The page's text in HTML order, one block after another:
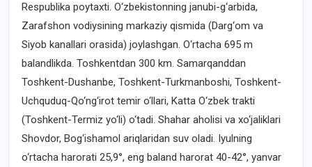
Respublika poytaxti. O‘zbekistonning janubi-g‘arbida,
Zarafshon vodiysining markaziy qismida (Darg‘om va
Siyob kanallari orasida) joylashgan. O‘rtacha 695 m
balandlikda. Toshkentdan 300 km. Samarqanddan
Toshkent-Dushanbe, Toshkent-Turkmanboshi, Toshkent-
Uchquduq-Qo‘ng‘irot temir o‘llari, Katta O‘zbek trakti
(Toshkent-Termiz yo‘li) o‘tadi. Shahar aholisi va xo‘jaliklari
Shovdor, Bog‘ishamol ariqlaridan suv oladi. Iyulning
o‘rtacha harorati 25,9°, eng baland harorat 40-42°, yanvar